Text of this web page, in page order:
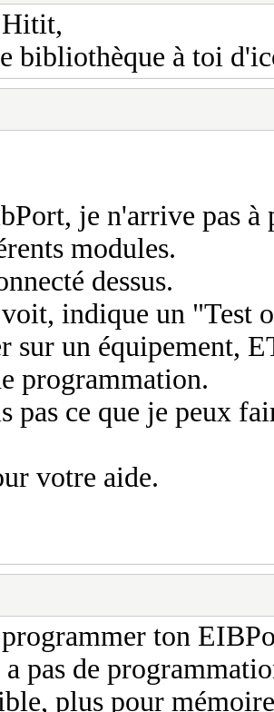
bibliothèque à toi
je n'arrive pas à
modules.
dessus.
indique un "Test
sur un équipement,
programmation.
pas ce que je peux
votre aide.
ton
pas de
plus pour